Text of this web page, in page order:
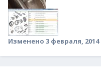
Изменено 3 февраля, 2014